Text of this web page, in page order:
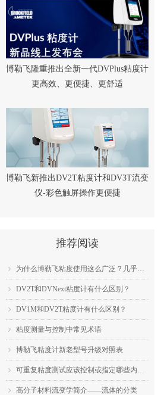
ꁇ 为什么博勒飞粘度使用这么广泛？几乎成为了行业标准？
ꁇ DV2T和DVNext粘度计有什么区别？
ꁇ DV1M和DV2T粘度计有什么区别？
ꁇ 粘度测量与控制中常见术语
ꁇ 博勒飞粘度计新老型号升级对照表
ꁇ 可重复粘度测试应该控制或指定哪些内容？
ꁇ 高分子材料流变学简介——流体的分类
推荐阅读
博勒飞隆重推出全新一代DVPlus粘度计
更高效、更便捷、更舒适
博勒飞新推出DV2T粘度计和DV3T流变
仪-彩色触屏操作更便捷